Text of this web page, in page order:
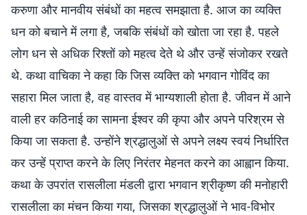
करुणा और मानवीय संबंधों का महत्व समझाता है. आज का व्यक्ति
धन को बचाने में लगा है, जबकि संबंधों को खोता जा रहा है. पहले
लोग धन से अधिक रिश्तों को महत्व देते थे और उन्हें संजोकर रखते
थे. कथा वाचिका ने कहा कि जिस व्यक्ति को भगवान गोविंद का
सहारा मिल जाता है, वह वास्तव में भाग्यशाली होता है. जीवन में आने
वाली हर कठिनाई का सामना ईश्वर की कृपा और अपने परिश्रम से
किया जा सकता है. उन्होंने श्रद्धालुओं से अपने लक्ष्य स्वयं निर्धारित
कर उन्हें प्राप्त करने के लिए निरंतर मेहनत करने का आह्वान किया.
कथा के उपरांत रासलीला मंडली द्वारा भगवान श्रीकृष्ण की मनोहारी
रासलीला का मंचन किया गया, जिसका श्रद्धालुओं ने भाव-विभोर